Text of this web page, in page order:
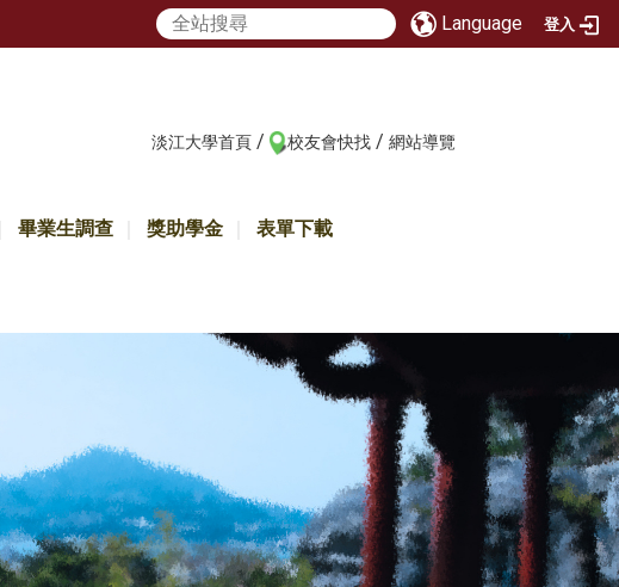
Language 登入
淡江大學首頁 / 校友會快找 / 網站導覽
畢業生調查 獎助學金 表單下載